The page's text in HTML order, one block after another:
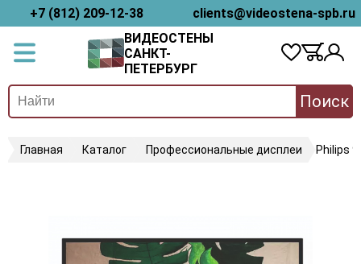
+7 (812) 209-12-38
clients@videostena-spb.ru
ВИДЕОСТЕНЫ
САНКТ-
ПЕТЕРБУРГ
Поиск
Главная Каталог Профессиональные дисплеи Philips